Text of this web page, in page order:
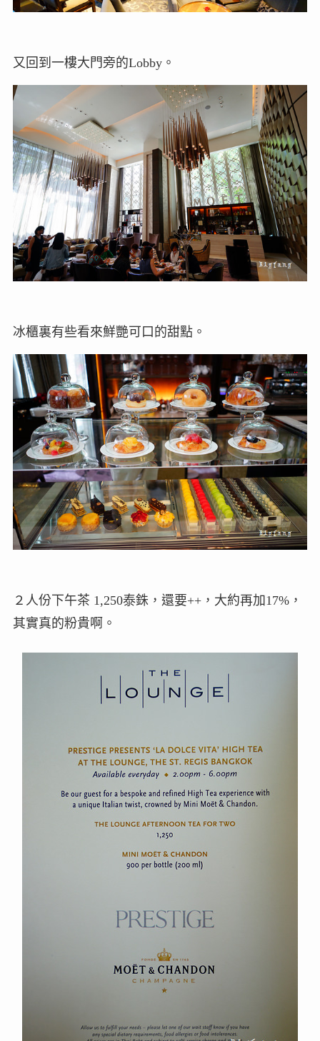
又回到一樓大門旁的Lobby。
冰櫃裏有些看來鮮艷可口的甜點。
２人份下午茶 1,250泰銖，還要++，大約再加17%，
其實真的粉貴啊。